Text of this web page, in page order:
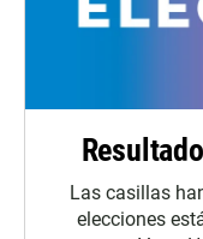
Las casillas
elecciones